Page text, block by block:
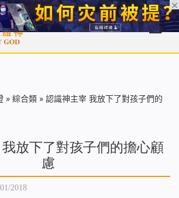
天國福音 基督徒見證 信仰解答 聖經
» 綜合類 » 認識神主宰 我放下了對孩子們的
放下了對孩子們的擔心顧
慮
2018